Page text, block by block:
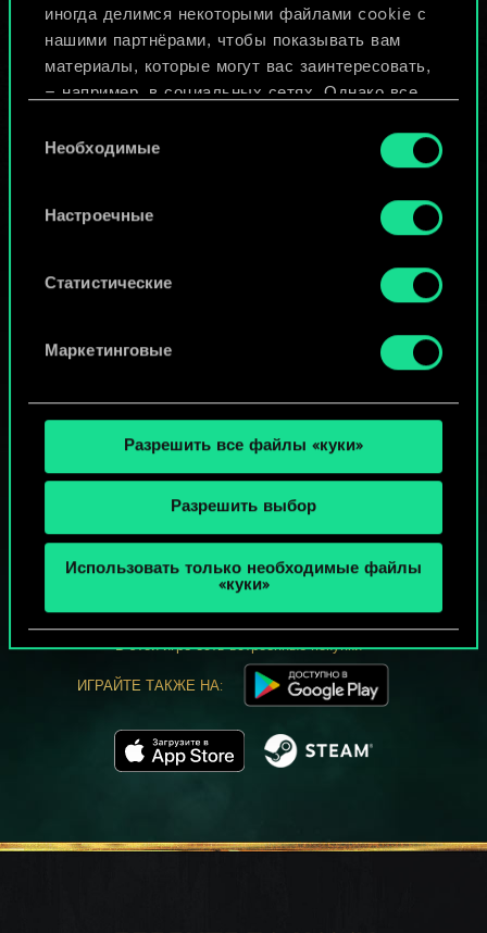
иногда делимся некоторыми файлами cookie с
нашими партнёрами, чтобы показывать вам
материалы, которые могут вас заинтересовать,
— например, в социальных сетях. Однако все
разрешения.
Найти подробную информацию о том, как мы
используем ваши файлы cookie, и изменить
«Настройки» ниже.
согласия
Необходимые
Настроечные
Статистические
Маркетинговые
Разрешить все файлы «куки»
Разрешить выбор
Использовать только необходимые файлы
«куки»
ИЛИ
МОЖЕТ ПАРТЕЕЧКУ В ГВИНТ?
ИГРАТЬ
БЕСПЛАТНО НА ПК
В этой игре есть встроенные покупки
ИГРАЙТЕ ТАКЖЕ НА: